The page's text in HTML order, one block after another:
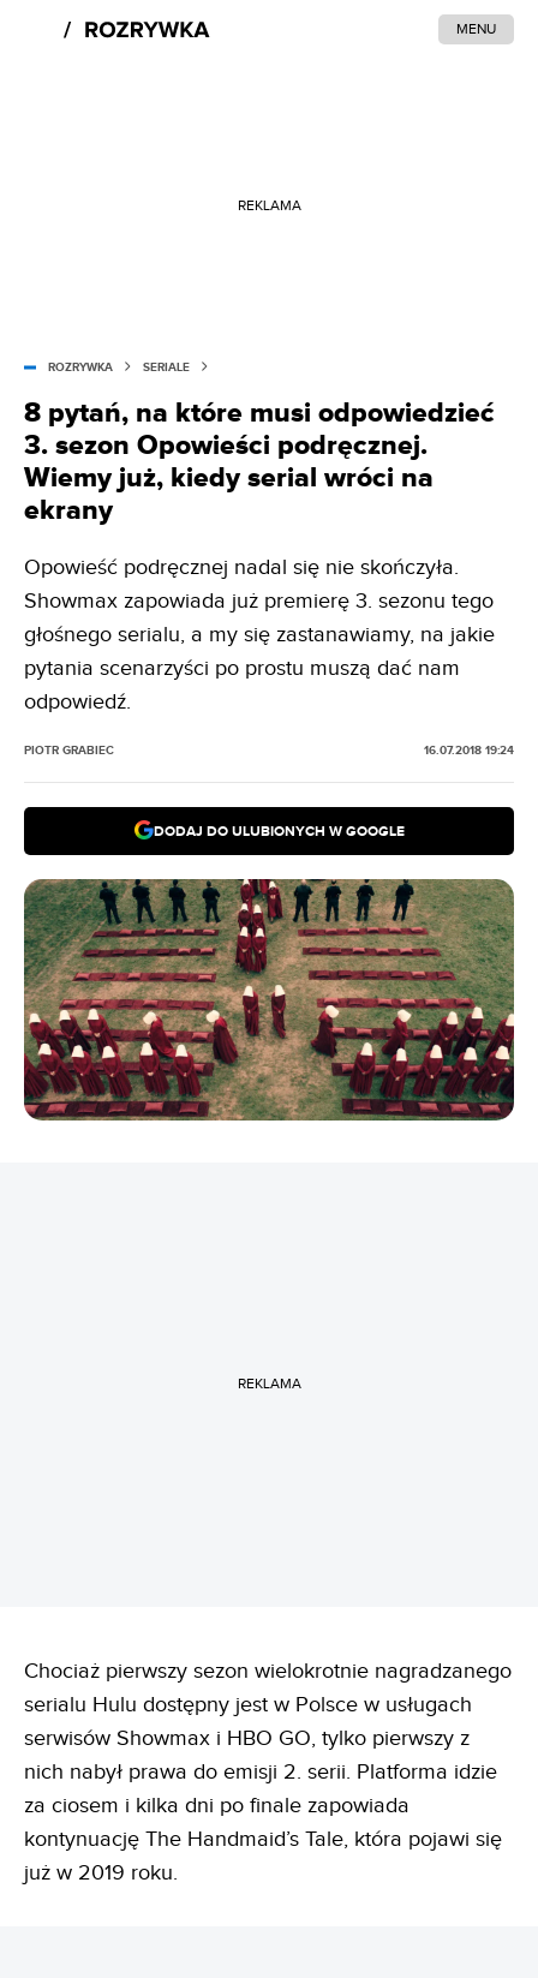
MENU
REKLAMA
ROZRYWKA SERIALE
8 pytań, na które musi odpowiedzieć
3. sezon Opowieści podręcznej.
Wiemy już, kiedy serial wróci na
ekrany
Opowieść podręcznej nadal się nie skończyła.
Showmax zapowiada już premierę 3. sezonu tego
głośnego serialu, a my się zastanawiamy, na jakie
pytania scenarzyści po prostu muszą dać nam
odpowiedź.
PIOTR GRABIEC 16.07.2018 19:24
DODAJ DO ULUBIONYCH W GOOGLE
REKLAMA
Chociaż pierwszy sezon wielokrotnie nagradzanego
serialu Hulu dostępny jest w Polsce w usługach
serwisów Showmax i HBO GO, tylko pierwszy z
nich nabył prawa do emisji 2. serii. Platforma idzie
za ciosem i kilka dni po finale zapowiada
kontynuację The Handmaid’s Tale, która pojawi się
już w 2019 roku.